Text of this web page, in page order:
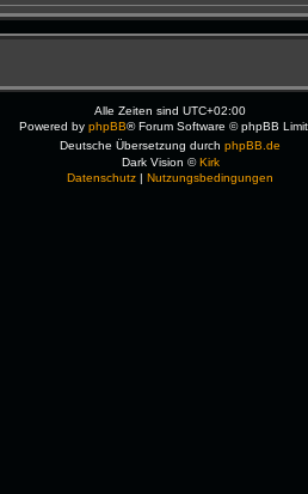
Alle Zeiten sind UTC+02:00
Powered by phpBB® Forum Software © phpBB
Deutsche Übersetzung durch phpBB.de
Dark Vision ©Kirk
Datenschutz | Nutzungsbedingungen